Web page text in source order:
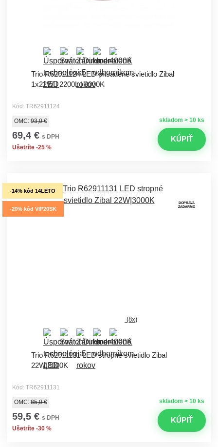
Trio R62911124 LED prisadené svietidlo Zibal
1x22W | 2200L | 3000K
Kód: TR62911124
skladom > 10 ks
OMC: 93,0 €
69,4 € s DPH
Ušetríte -25 %
KÚPIŤ
-14% kód 14LETO
-20% kód VIP20SK
DOPRAVA
ZADARMO
(8x)
Trio R62911131 LED stropné svietidlo Zibal
22W|3000K
Kód: TR62911131
skladom > 10 ks
OMC: 85,0 €
59,5 € s DPH
Ušetríte -30 %
KÚPIŤ